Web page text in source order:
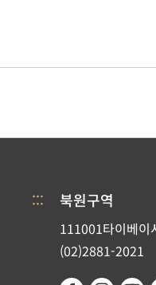
::: 북원구역
111001타이베이
(02)2881-2021